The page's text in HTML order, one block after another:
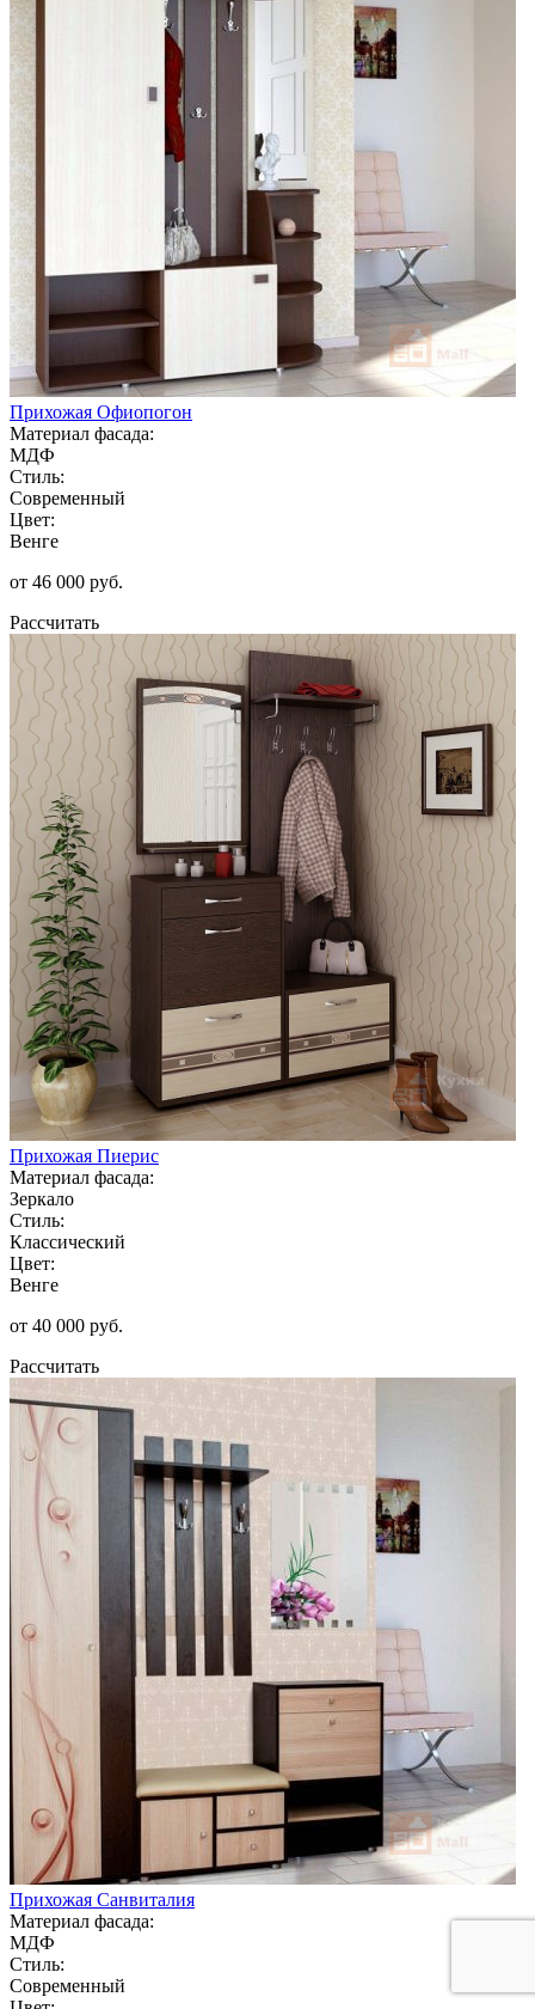
Прихожая Офиопогон
Материал фасада:
МДФ
Стиль:
Современный
Цвет:
Венге
от 46 000 руб.
Рассчитать
Прихожая Пиерис
Материал фасада:
Зеркало
Стиль:
Классический
Цвет:
Венге
от 40 000 руб.
Рассчитать
Прихожая Санвиталия
Материал фасада:
МДФ
Стиль:
Современный